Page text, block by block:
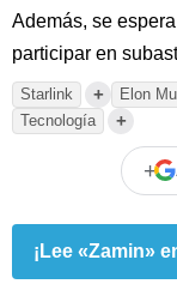
Además, se
participar en
Starlink + Elon
Tecnología +
+
¡Lee «Zamin»